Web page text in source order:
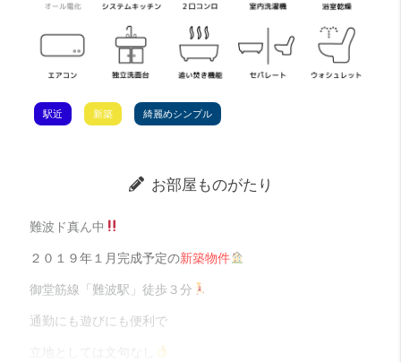
駅近 新築 綺麗めシンプル
お部屋ものがたり
難波ド真ん中
２０１９年１月完成予定の新築物件
御堂筋線「難波駅」徒歩３分
通勤にも遊びにも便利で